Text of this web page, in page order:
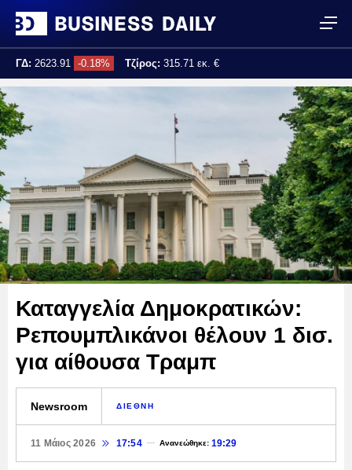
ΓΔ: 2623.91 -0.18% Τζίρος: 315.71 εκ. €
Καταγγελία Δημοκρατικών:
Ρεπουμπλικάνοι θέλουν 1 δισ.
για αίθουσα Τραμπ
Newsroom ΔΙΕΘΝΗ
11 Μάιος 2026 17:54 Ανανεώθηκε:19:29